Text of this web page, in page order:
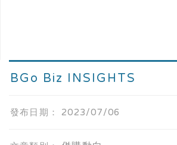
BGo Biz INSIGHTS
發布日期： 2023/07/06